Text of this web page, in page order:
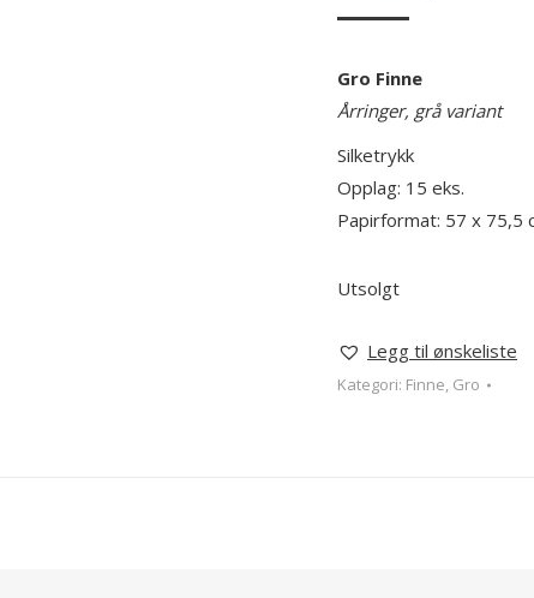
Gro Finne
Årringer, grå variant
Silketrykk
Opplag: 15 eks.
Papirformat: 57 x 75,5
Utsolgt
Legg til ønskeliste
Kategori: Finne, Gro